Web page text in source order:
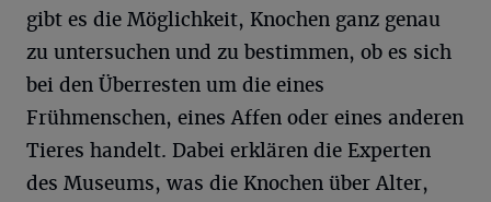
gibt es die Möglichkeit, Knochen ganz genau
zu untersuchen und zu bestimmen, ob es sich
bei den Überresten um die eines
Frühmenschen, eines Affen oder eines anderen
Tieres handelt. Dabei erklären die Experten
des Museums, was die Knochen über Alter,